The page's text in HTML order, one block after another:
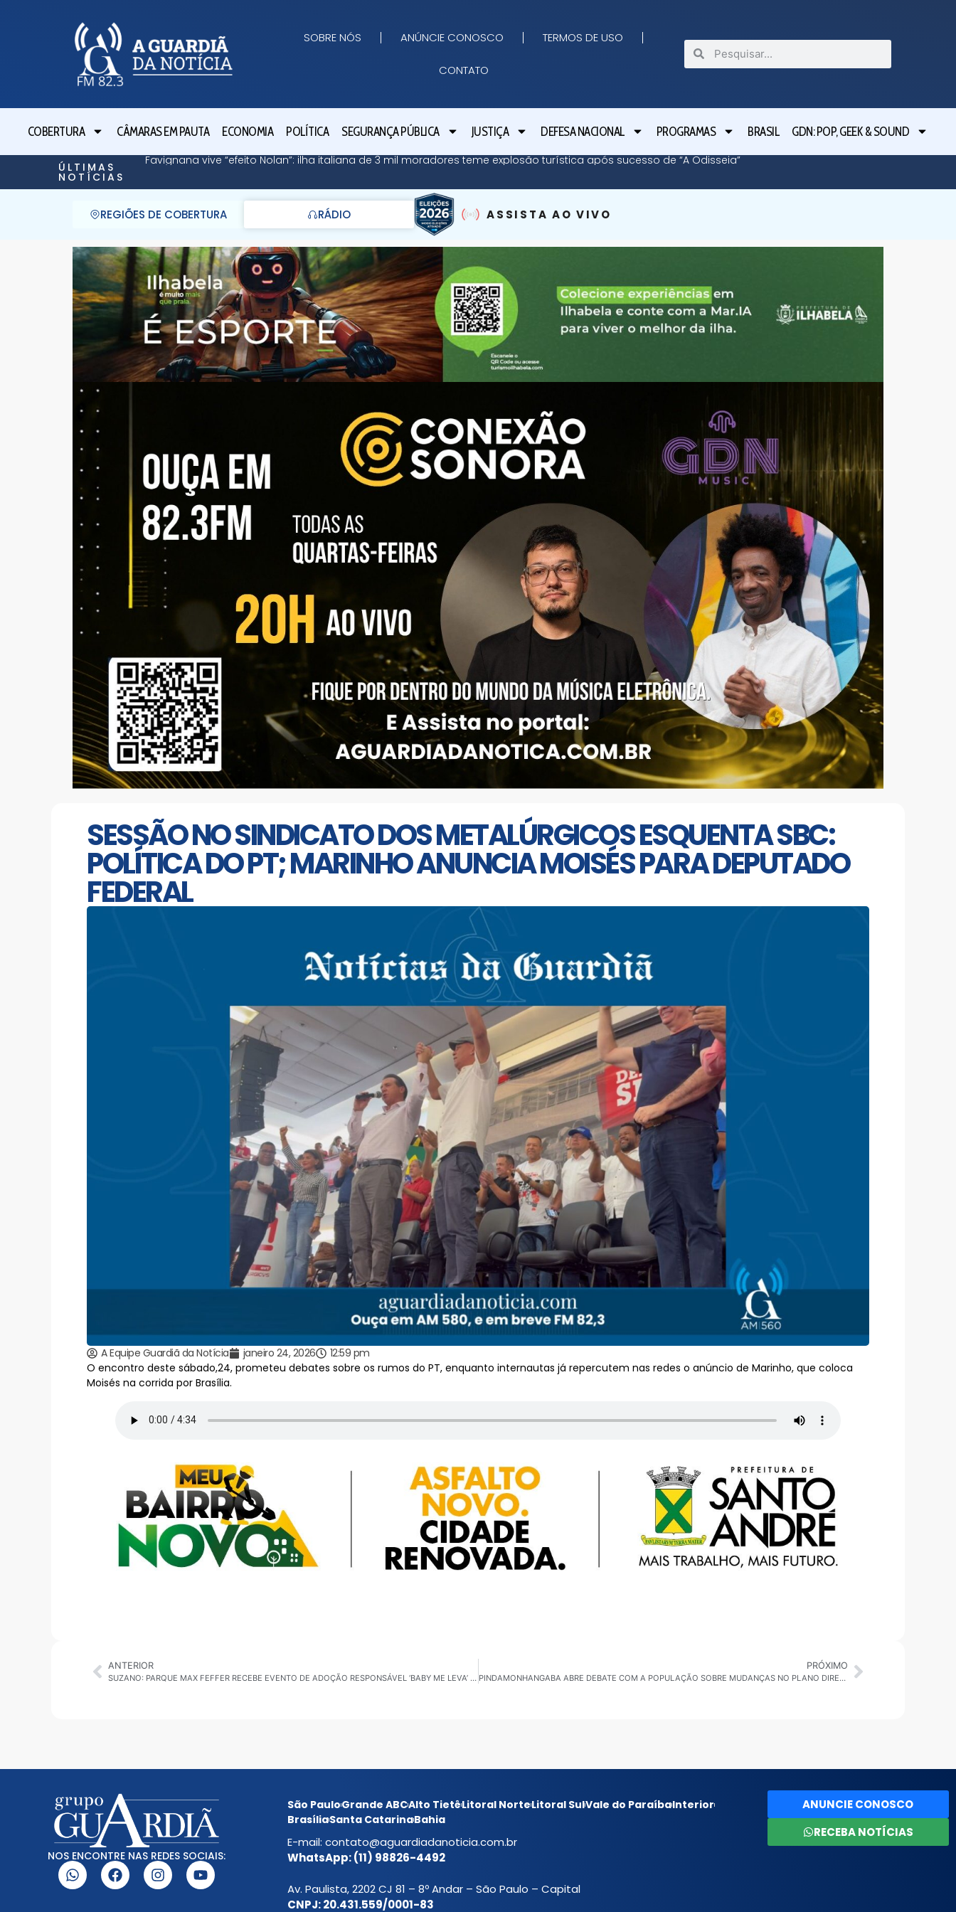
SOBRE NÓS ANÚNCIE CONOSCO TERMOS DE USO
CONTATO
COBERTURA CÂMARAS EM PAUTA ECONOMIA POLÍTICA SEGURANÇA PÚBLICA JUSTIÇA DEFESA NACIONAL PROGRAMAS BRASIL GDN: POP, GEEK & SOUND
ÚLTIMAS
NOTÍCIAS
Favignana vive “efeito Nolan”: ilha italiana de 3 mil moradores teme explosão turística após sucesso de “A Odisseia” Lula
REGIÕES DE COBERTURA RÁDIO ASSISTA AO VIVO
SESSÃO NO SINDICATO DOS METALÚRGICOS ESQUENTA SBC:
POLÍTICA DO PT; MARINHO ANUNCIA MOISÉS PARA DEPUTADO
FEDERAL
A Equipe Guardiã da Notícia janeiro 24, 2026
12:59 pm
O encontro deste sábado,24, prometeu debates sobre os rumos do PT, enquanto internautas já repercutem nas redes o anúncio de Marinho, que coloca
Moisés na corrida por Brasília.
ANTERIOR
SUZANO: PARQUE MAX FEFFER RECEBE EVENTO DE ADOÇÃO RESPONSÁVEL ‘BABY ME LEVA’ NESTE DOMINGO (25)
PRÓXIMO
PINDAMONHANGABA ABRE DEBATE COM A POPULAÇÃO SOBRE MUDANÇAS NO PLANO DIRETOR
NOS ENCONTRE NAS REDES SOCIAIS:
São PauloGrande ABCAlto TietêLitoral NorteLitoral SulVale do ParaíbaInterior
BrasíliaSanta CatarinaBahia
E-mail: contato@aguardiadanoticia.com.br
WhatsApp: (11) 98826-4492
Av. Paulista, 2202 CJ 81 – 8º Andar – São Paulo – Capital
CNPJ: 20.431.559/0001-83
ANUNCIE CONOSCO
RECEBA NOTÍCIAS